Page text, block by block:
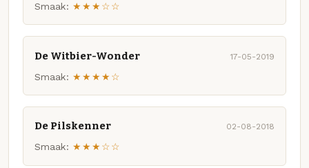
Smaak: ★★★☆☆
De Witbier-Wonder 17-05-2019
Smaak: ★★★★☆
De Pilskenner 02-08-2018
Smaak: ★★★☆☆